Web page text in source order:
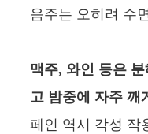
음주는 오히려 수
맥주, 와인 등은
고 밤중에 자주 깨
페인 역시 각성 작